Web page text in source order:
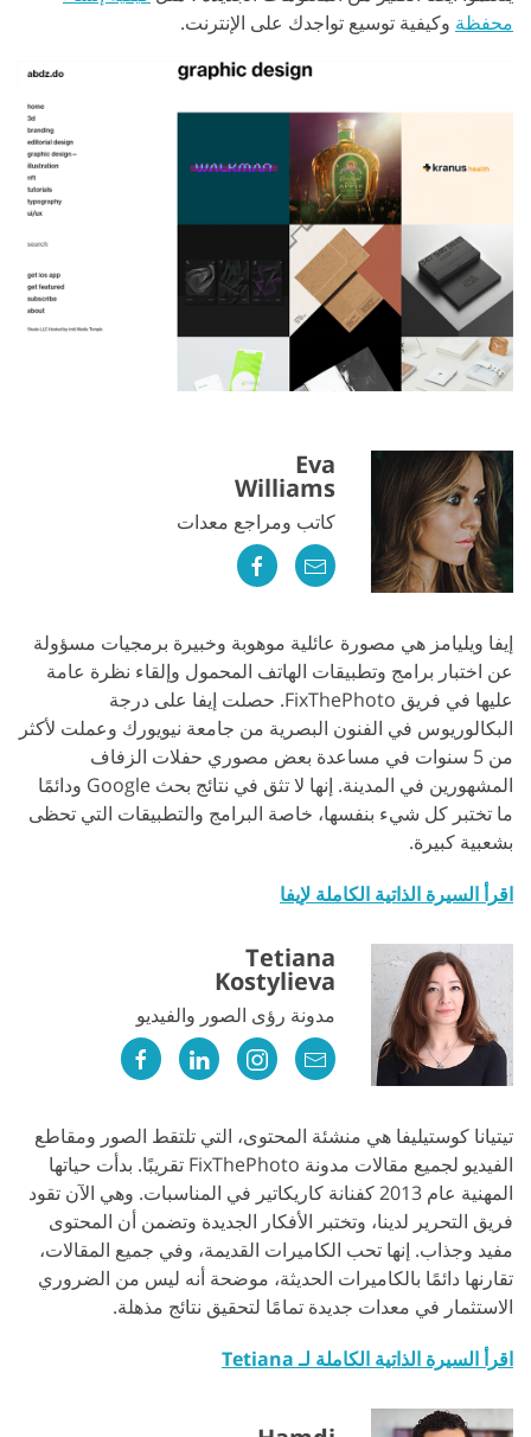
محفظة وكيفية توسيع تواجدك على الإنترنت.
Eva
Williams
كاتب ومراجع معدات
إيفا ويليامز هي مصورة عائلية موهوبة وخبيرة برمجيات مسؤولة
عن اختبار برامج وتطبيقات الهاتف المحمول وإلقاء نظرة عامة
عليها في فريق FixThePhoto. حصلت إيفا على درجة
البكالوريوس في الفنون البصرية من جامعة نيويورك وعملت لأكثر
من 5 سنوات في مساعدة بعض مصوري حفلات الزفاف
المشهورين في المدينة. إنها لا تثق في نتائج بحث Google ودائمًا
ما تختبر كل شيء بنفسها، خاصة البرامج والتطبيقات التي تحظى
بشعبية كبيرة.
اقرأ السيرة الذاتية الكاملة لإيفا
Tetiana
Kostylieva
مدونة رؤى الصور والفيديو
تيتيانا كوستيليفا هي منشئة المحتوى، التي تلتقط الصور ومقاطع
الفيديو لجميع مقالات مدونة FixThePhoto تقريبًا. بدأت حياتها
المهنية عام 2013 كفنانة كاريكاتير في المناسبات. وهي الآن تقود
فريق التحرير لدينا، وتختبر الأفكار الجديدة وتضمن أن المحتوى
مفيد وجذاب. إنها تحب الكاميرات القديمة، وفي جميع المقالات،
تقارنها دائمًا بالكاميرات الحديثة، موضحة أنه ليس من الضروري
الاستثمار في معدات جديدة تمامًا لتحقيق نتائج مذهلة.
اقرأ السيرة الذاتية الكاملة لـ Tetiana